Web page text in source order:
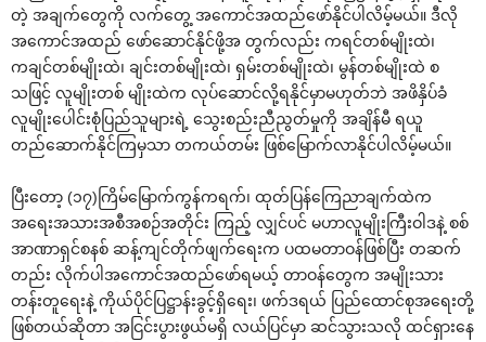
တဲ့ အချက်တွေကို လက်တွေ့ အကောင်အထည်ဖော်နိုင်ပါလိမ့်မယ်။ ဒီလို
အကောင်အထည် ဖော်ဆောင်နိုင်ဖို့အ တွက်လည်း ကရင်တစ်မျိုးထဲ၊
ကချင်တစ်မျိုးထဲ၊ ချင်းတစ်မျိုးထဲ၊ ရှမ်းတစ်မျိုးထဲ၊ မွန်တစ်မျိုးထဲ စ
သဖြင့် လူမျိုးတစ် မျိုးထဲက လုပ်ဆောင်လို့ရနိုင်မှာမဟုတ်ဘဲ အဖိနှိပ်ခံ
လူမျိုးပေါင်းစုံပြည်သူများရဲ့ သွေးစည်းညီညွတ်မှုကို အချိန်မီ ရယူ
တည်ဆောက်နိုင်ကြမှသာ တကယ်တမ်း ဖြစ်မြောက်လာနိုင်ပါလိမ့်မယ်။
ပြီးတော့ (၁၇)ကြိမ်မြောက်ကွန်ကရက်၊ ထုတ်ပြန်ကြေညာချက်ထဲက
အရေးအသားအစီအစဉ်အတိုင်း ကြည့် လျှင်ပင် မဟာလူမျိုးကြီးဝါဒနဲ့ စစ်
အာဏာရှင်စနစ် ဆန့်ကျင်တိုက်ဖျက်ရေးက ပထမတာဝန်ဖြစ်ပြီး တဆက်
တည်း လိုက်ပါအကောင်အထည်ဖော်ရမယ့် တာဝန်တွေက အမျိုးသား
တန်းတူရေးနဲ့ ကိုယ်ပိုင်ပြဋ္ဌာန်းခွင့်ရှိရေး၊ ဖက်ဒရယ် ပြည်ထောင်စုအရေးတို့
ဖြစ်တယ်ဆိုတာ အငြင်းပွားဖွယ်မရှိ လယ်ပြင်မှာ ဆင်သွားသလို ထင်ရှားနေ